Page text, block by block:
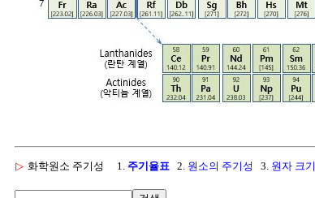
▷ 화학원소 주기성 1. 주기율표 2. 원소의 주기성 3. 원자 크기